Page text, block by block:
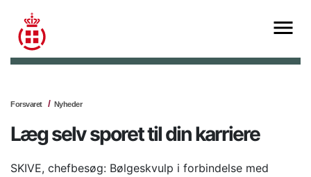
Forsvaret Nyheder
Læg selv sporet til din karriere
SKIVE, chefbesøg: Bølgeskvulp i forbindelse med